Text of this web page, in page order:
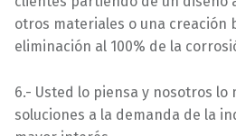
otros materiales o una creación
eliminación al 100% de la
6.- Usted lo piensa y nosotros
soluciones a la demanda de la